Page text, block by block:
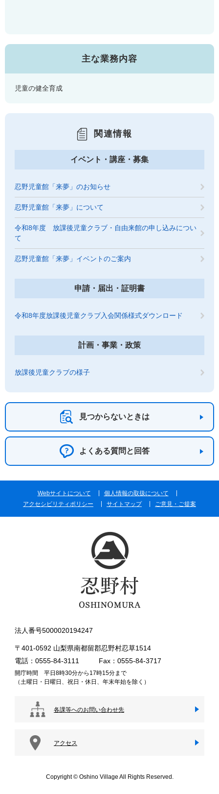
主な業務内容
児童の健全育成
関連情報
イベント・講座・募集
忍野児童館「来夢」のお知らせ
忍野児童館「来夢」について
令和8年度 放課後児童クラブ・自由来館の申し込みについ
て
忍野児童館「来夢」イベントのご案内
申請・届出・証明書
令和8年度放課後児童クラブ入会関係様式ダウンロード
計画・事業・政策
放課後児童クラブの様子
見つからないときは
よくある質問と回答
Webサイトについて
個人情報の取扱について
アクセシビリティポリシー
サイトマップ ご意見・ご提案
法人番号5000020194247
〒401-0592 山梨県南都留郡忍野村忍草1514
電話：0555-84-3111
Fax：0555-84-3717
開庁時間 平日8時30分から17時15分まで
（土曜日・日曜日、祝日・休日、年末年始を除く）
各課等へのお問い合わせ先
アクセス
Copyright © Oshino Village All Rights Reserved.